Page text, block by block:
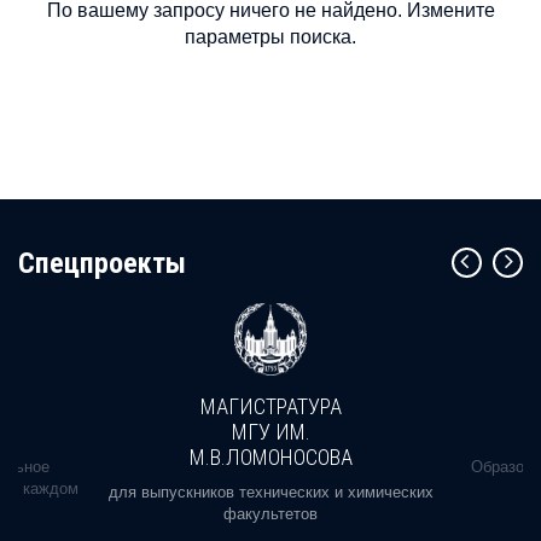
По вашему запросу ничего не найдено. Измените
параметры поиска.
Cпецпроекты
в каждом
МАГИСТРАТУРА
МГУ ИМ.
М.В.ЛОМОНОСОВА
для выпускников технических и химических
факультетов